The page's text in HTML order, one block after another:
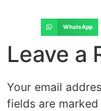
WhatsApp
Leave a
Your email
fields are marked